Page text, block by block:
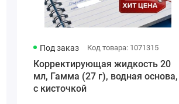
Под заказ Код товара: 1071315
Корректирующая жидкость 20
мл, Гамма (27 г), водная основа,
с кисточкой